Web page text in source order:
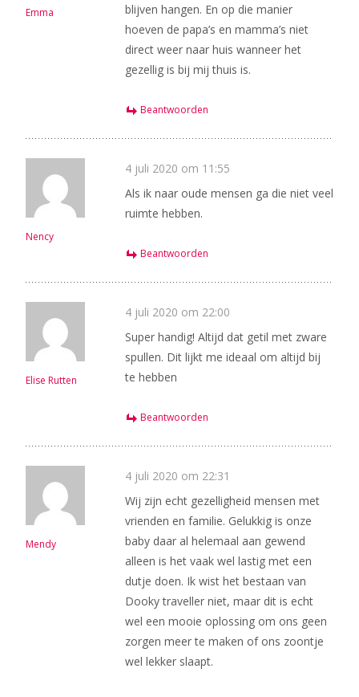
Emma
blijven hangen. En op die manier
hoeven de papa’s en mamma’s niet
direct weer naar huis wanneer het
gezellig is bij mij thuis is.
Beantwoorden
Nency
4 juli 2020 om 11:55
Als ik naar oude mensen ga die niet veel
ruimte hebben.
Beantwoorden
Elise Rutten
4 juli 2020 om 22:00
Super handig! Altijd dat getil met zware
spullen. Dit lijkt me ideaal om altijd bij
te hebben
Beantwoorden
Mendy
4 juli 2020 om 22:31
Wij zijn echt gezelligheid mensen met
vrienden en familie. Gelukkig is onze
baby daar al helemaal aan gewend
alleen is het vaak wel lastig met een
dutje doen. Ik wist het bestaan van
Dooky traveller niet, maar dit is echt
wel een mooie oplossing om ons geen
zorgen meer te maken of ons zoontje
wel lekker slaapt.